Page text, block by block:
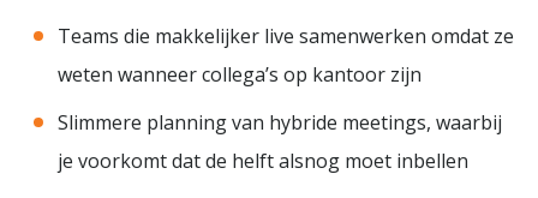
Teams die makkelijker live samenwerken omdat ze
weten wanneer collega’s op kantoor zijn
Slimmere planning van hybride meetings, waarbij
je voorkomt dat de helft alsnog moet inbellen